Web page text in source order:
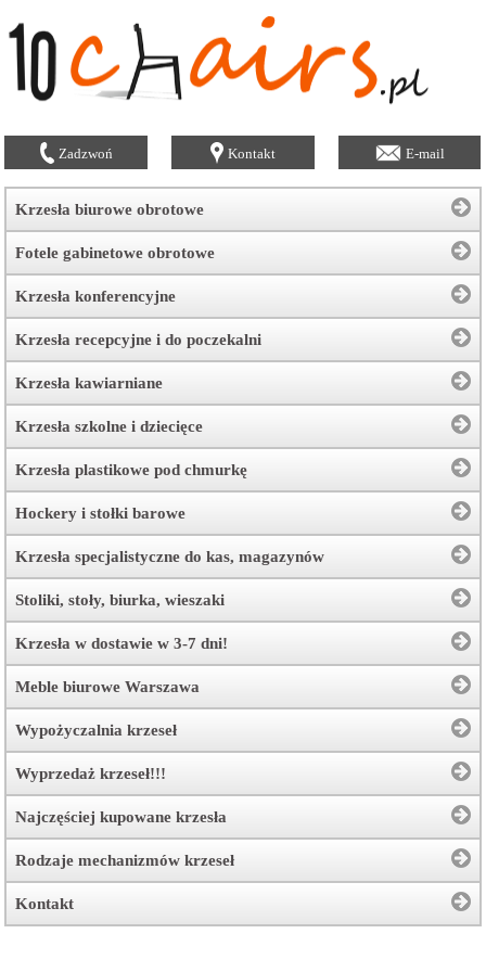
Zadzwoń Kontakt E-mail
Krzesła biurowe obrotowe
Fotele gabinetowe obrotowe
Krzesła konferencyjne
Krzesła recepcyjne i do poczekalni
Krzesła kawiarniane
Krzesła szkolne i dziecięce
Krzesła plastikowe pod chmurkę
Hockery i stołki barowe
Krzesła specjalistyczne do kas, magazynów
Stoliki, stoły, biurka, wieszaki
Krzesła w dostawie w 3-7 dni!
Meble biurowe Warszawa
Wypożyczalnia krzeseł
Wyprzedaż krzeseł!!!
Najczęściej kupowane krzesła
Rodzaje mechanizmów krzeseł
Kontakt